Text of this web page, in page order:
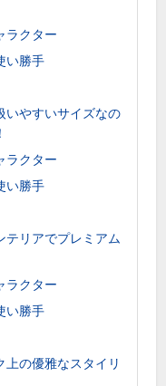
ラクター
い勝手
いやすいサイズなの
ラクター
い勝手
テリアでプレミアム
ラクター
い勝手
上の優雅なスタイリ